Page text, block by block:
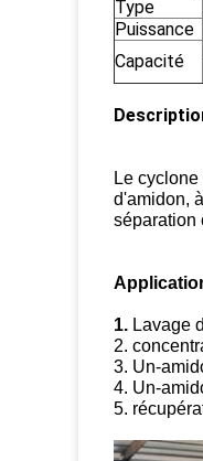
Type
Puissance
Capacité
Le
d'amidon,
séparation
1. Lavage
2.
3. Un-
4. Un-
5.